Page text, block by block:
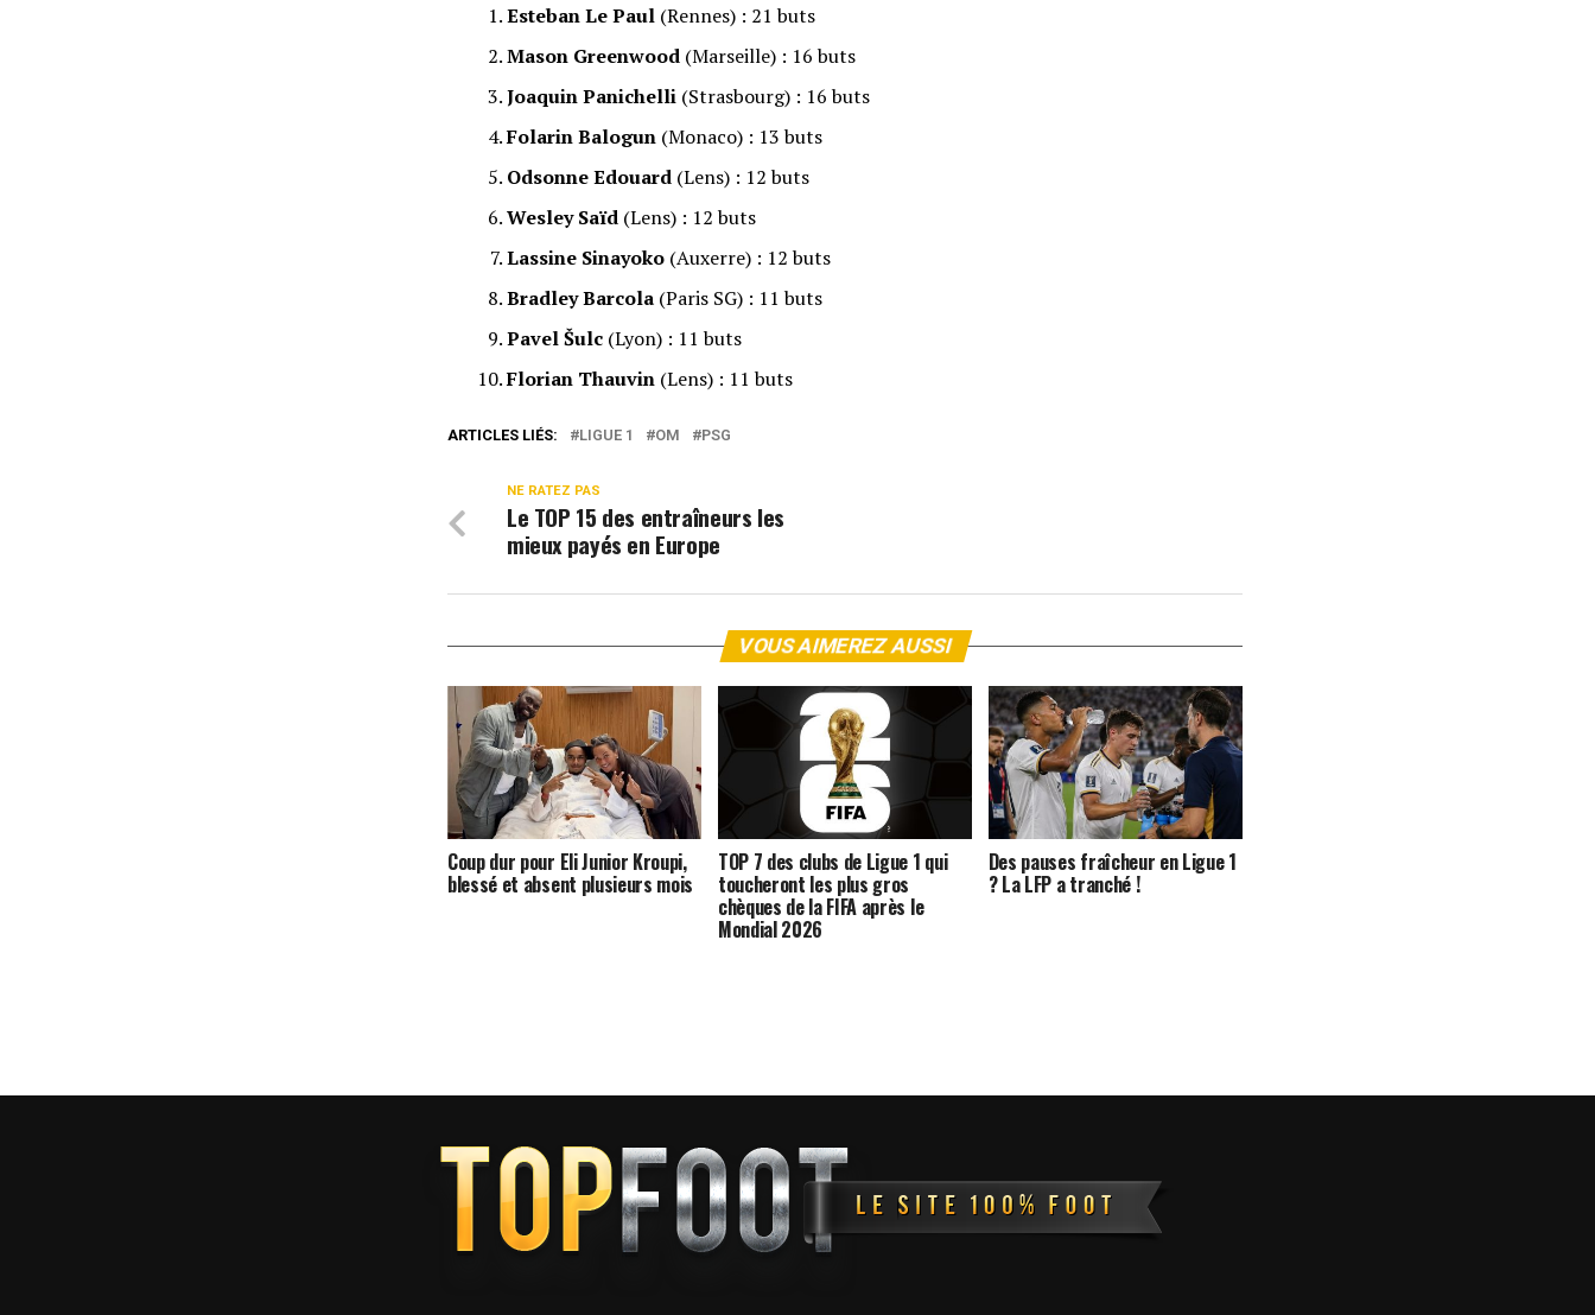
Esteban Le Paul (Rennes) : 21 buts
Mason Greenwood (Marseille) : 16 buts
Joaquin Panichelli (Strasbourg) : 16 buts
Folarin Balogun (Monaco) : 13 buts
Odsonne Edouard (Lens) : 12 buts
Wesley Saïd (Lens) : 12 buts
Lassine Sinayoko (Auxerre) : 12 buts
Bradley Barcola (Paris SG) : 11 buts
Pavel Šulc (Lyon) : 11 buts
Florian Thauvin (Lens) : 11 buts
ARTICLES LIÉS: LIGUE 1 OM PSG
NE RATEZ PAS
Le TOP 15 des entraîneurs les
mieux payés en Europe
VOUS AIMEREZ AUSSI
Coup dur pour Eli Junior Kroupi,
blessé et absent plusieurs mois
TOP 7 des clubs de Ligue 1 qui
toucheront les plus gros
chèques de la FIFA après le
Mondial 2026
Des pauses fraîcheur en Ligue 1
? La LFP a tranché !